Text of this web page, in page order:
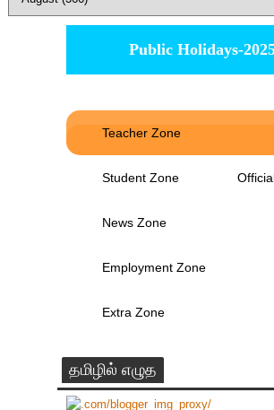
Public Holidays-
Teacher Zone
Student Zone
News Zone
Employment Zone
Extra Zone
தமிழில் எழுத